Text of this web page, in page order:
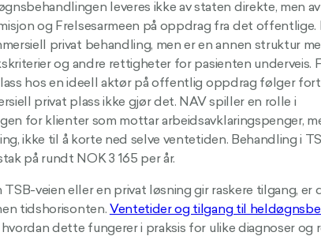
leveres ikke av staten direkte, men
og Frelsesarmeen på oppdrag fra det offentlige.
privat behandling, men er en annen struktur
og andre rettigheter for pasienten underveis.
hos en ideell aktør på offentlig oppdrag følger
privat plass ikke gjør det. NAV spiller en rolle i
for klienter som mottar arbeidsavklaringspenger,
ikke til å korte ned selve ventetiden. Behandling i
på rundt NOK 3 165 per år.
TSB-veien eller en privat løsning gir raskere tilgang, er
tidshorisonten. Ventetider og tilgang til
dette fungerer i praksis for ulike diagnoser og